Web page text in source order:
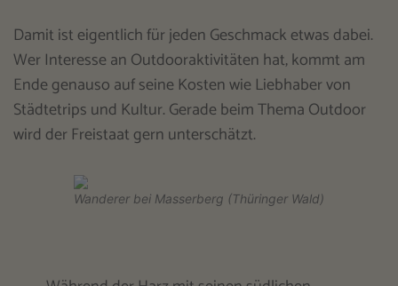
Damit ist eigentlich für jeden Geschmack etwas dabei.
Wer Interesse an Outdooraktivitäten hat, kommt am
Ende genauso auf seine Kosten wie Liebhaber von
Städtetrips und Kultur. Gerade beim Thema Outdoor
wird der Freistaat gern unterschätzt.
Wanderer bei Masserberg (Thüringer Wald)